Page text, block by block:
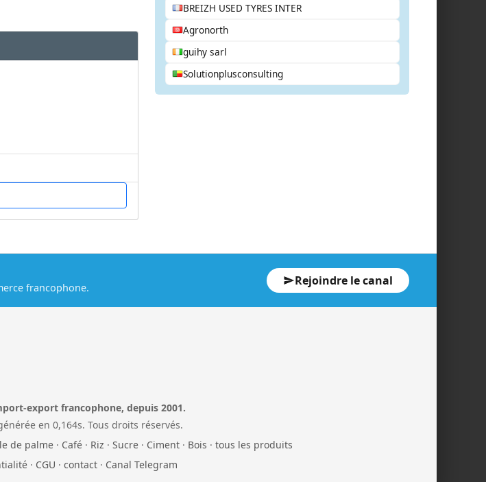
BREIZH USED TYRES INTER
Agronorth
guihy sarl
Solutionplusconsulting
francophone. Rejoindre le canal
export francophone, depuis 2001.
en 0,164s. Tous droits réservés.
de palme· Café· Riz · Sucre· Ciment· Bois · tous les produits
· CGU · contact· Canal Telegram